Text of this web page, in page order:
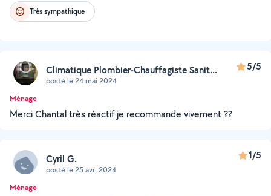
Très sympathique
Climatique Plombier-Chauffagiste Sanit...
posté le 24 mai 2024
5/5
Ménage
Merci Chantal très réactif je recommande vivement ??
Cyril G.
posté le 25 avr. 2024
1/5
Ménage